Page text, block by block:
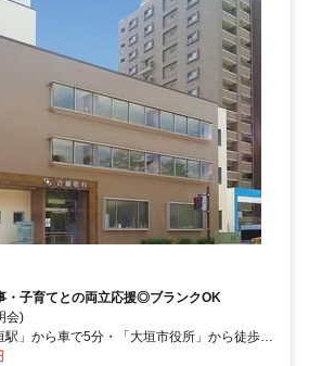
・子育てとの両立応援◎ブランクOK
会)
駅」から車で5分・「大垣市役所」から徒歩3